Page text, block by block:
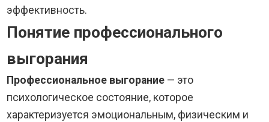
эффективность.
Понятие профессионального
выгорания
Профессиональное выгорание — это
психологическое состояние, которое
характеризуется эмоциональным, физическим и